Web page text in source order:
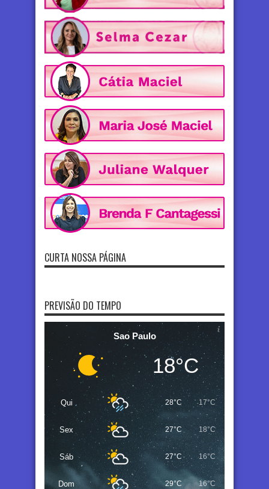
CURTA NOSSA PÁGINA
PREVISÃO DO TEMPO
Sao Paulo
18°C
Qui 28°C 17°C
Sex 27°C 18°C
Sáb 27°C 16°C
Dom 29°C 16°C